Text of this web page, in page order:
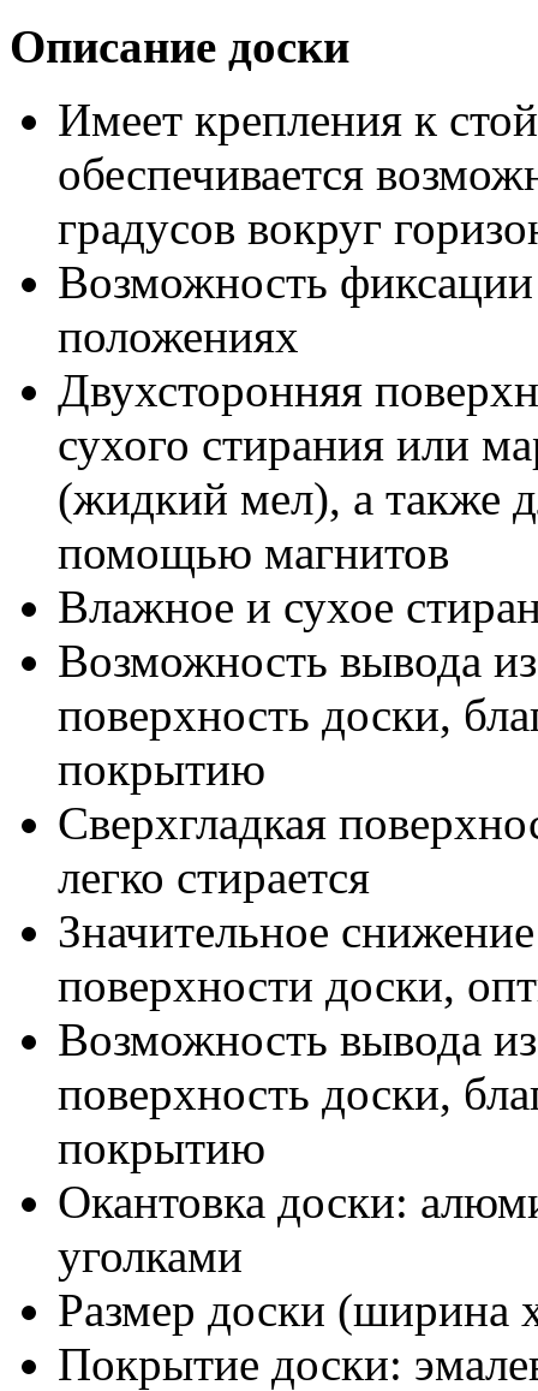
Описание доски
Имеет крепления к
обеспечивается
градусов вокруг
Возможность
положениях
Двухсторонняя
сухого стирания или
(жидкий мел), а также
помощью магнитов
Влажное и сухое
Возможность вывода
поверхность доски,
покрытию
Сверхгладкая
легко стирается
Значительное
поверхности доски,
Возможность вывода
поверхность доски,
покрытию
Окантовка доски:
уголками
Размер доски (ширина
Покрытие доски: